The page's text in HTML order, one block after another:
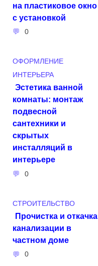
на пластиковое окно
с установкой
0
ОФОРМЛЕНИЕ
ИНТЕРЬЕРА
Эстетика ванной
комнаты: монтаж
подвесной
сантехники и
скрытых
инсталляций в
интерьере
0
СТРОИТЕЛЬСТВО
Прочистка и откачка
канализации в
частном доме
0